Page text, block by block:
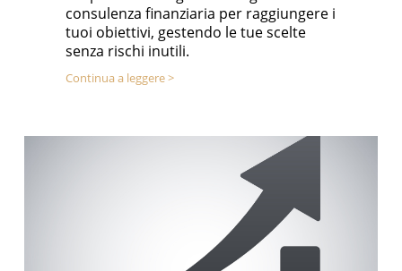
consulenza finanziaria per raggiungere i
tuoi obiettivi, gestendo le tue scelte
senza rischi inutili.
Continua a leggere >